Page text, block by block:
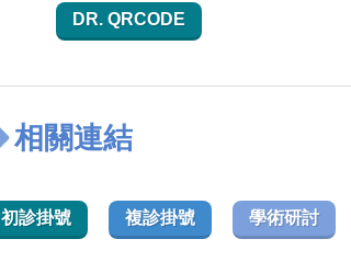
DR. QRCODE
相關連結
初診掛號 複診掛號 學術研討